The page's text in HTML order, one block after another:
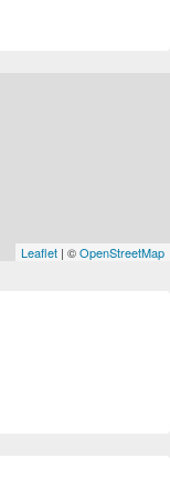
Leaflet | ©OpenStreetMap